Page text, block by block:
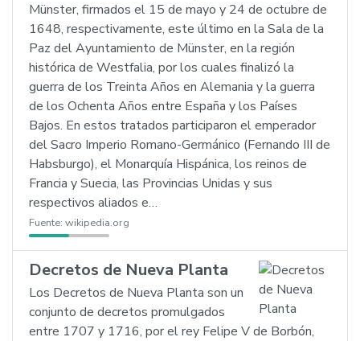
Münster, firmados el 15 de mayo y 24 de octubre de
1648, respectivamente, este último en la Sala de la
Paz del Ayuntamiento de Münster, en la región
histórica de Westfalia, por los cuales finalizó la
guerra de los Treinta Años en Alemania y la guerra
de los Ochenta Años entre España y los Países
Bajos. En estos tratados participaron el emperador
del Sacro Imperio Romano-Germánico (Fernando III de
Habsburgo), el Monarquía Hispánica, los reinos de
Francia y Suecia, las Provincias Unidas y sus
respectivos aliados e…
Fuente: wikipedia.org
Decretos de Nueva Planta
Los Decretos de Nueva Planta son un
conjunto de decretos promulgados
entre 1707 y 1716, por el rey Felipe V de Borbón,